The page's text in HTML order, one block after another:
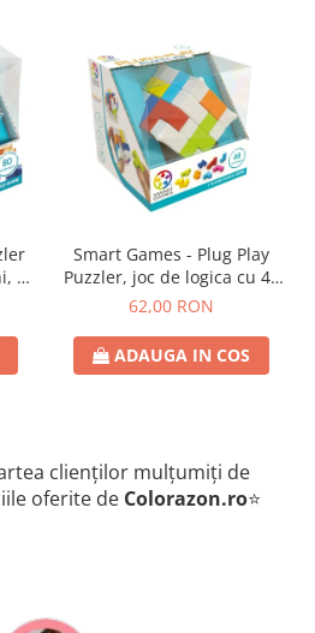
lb
Smart Games - Plug Play
Puzzler, joc de logica cu 48
de provocari, 6+ ani, lb
62,00 RON
ADAUGA IN COS
clienților mulțumiți de
oferite de Colorazon.ro⭐